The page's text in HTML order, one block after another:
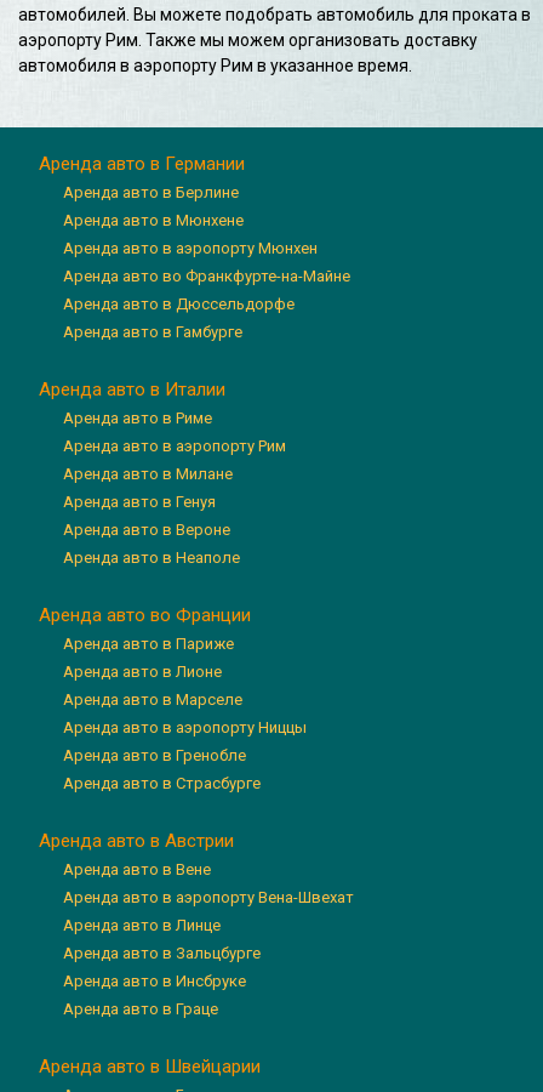
автомобилей. Вы можете подобрать автомобиль для проката в
аэропорту Рим. Также мы можем организовать доставку
автомобиля в аэропорту Рим в указанное время.
Аренда авто в Германии
Аренда авто в Берлине
Аренда авто в Мюнхене
Аренда авто в аэропорту Мюнхен
Аренда авто во Франкфурте-на-Майне
Аренда авто в Дюссельдорфе
Аренда авто в Гамбурге
Аренда авто в Италии
Аренда авто в Риме
Аренда авто в аэропорту Рим
Аренда авто в Милане
Аренда авто в Генуя
Аренда авто в Вероне
Аренда авто в Неаполе
Аренда авто во Франции
Аренда авто в Париже
Аренда авто в Лионе
Аренда авто в Марселе
Аренда авто в аэропорту Ниццы
Аренда авто в Гренобле
Аренда авто в Страсбурге
Аренда авто в Австрии
Аренда авто в Вене
Аренда авто в аэропорту Вена-Швехат
Аренда авто в Линце
Аренда авто в Зальцбурге
Аренда авто в Инсбруке
Аренда авто в Граце
Аренда авто в Швейцарии